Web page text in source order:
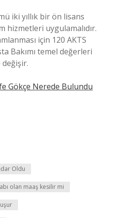
iki yıllık bir ön lisans
hizmetleri uygulamalıdır.
için 120 AKTS
Bakımı temel değerleri
Gökçe Nerede Bulundu
Oldu
olan maaş kesilir mi